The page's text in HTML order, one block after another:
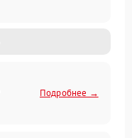
Подробнее →